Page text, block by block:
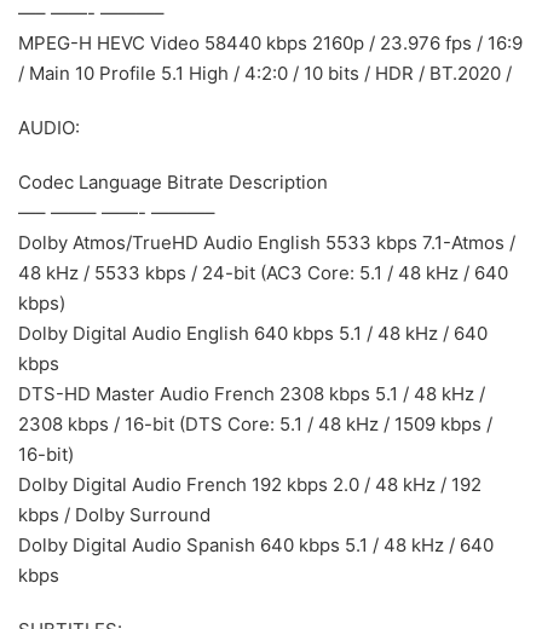
—– ——- ———–
MPEG-H HEVC Video 58440 kbps 2160p / 23.976 fps / 16:9
/ Main 10 Profile 5.1 High / 4:2:0 / 10 bits / HDR / BT.2020 /
AUDIO:
Codec Language Bitrate Description
—– ——– ——- ———–
Dolby Atmos/TrueHD Audio English 5533 kbps 7.1-Atmos /
48 kHz / 5533 kbps / 24-bit (AC3 Core: 5.1 / 48 kHz / 640
kbps)
Dolby Digital Audio English 640 kbps 5.1 / 48 kHz / 640
kbps
DTS-HD Master Audio French 2308 kbps 5.1 / 48 kHz /
2308 kbps / 16-bit (DTS Core: 5.1 / 48 kHz / 1509 kbps /
16-bit)
Dolby Digital Audio French 192 kbps 2.0 / 48 kHz / 192
kbps / Dolby Surround
Dolby Digital Audio Spanish 640 kbps 5.1 / 48 kHz / 640
kbps